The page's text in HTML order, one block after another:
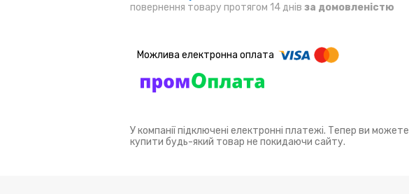
повернення товару протягом 14 днів за домовленістю
У компанії підключені електронні платежі. Тепер ви можете
купити будь-який товар не покидаючи сайту.